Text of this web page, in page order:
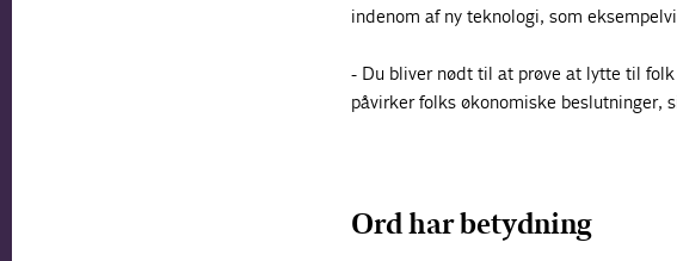
indenom af ny teknologi, som
- Du bliver nødt til at prøve at lytte til
påvirker folks økonomiske beslutninger,
Ord har betydning